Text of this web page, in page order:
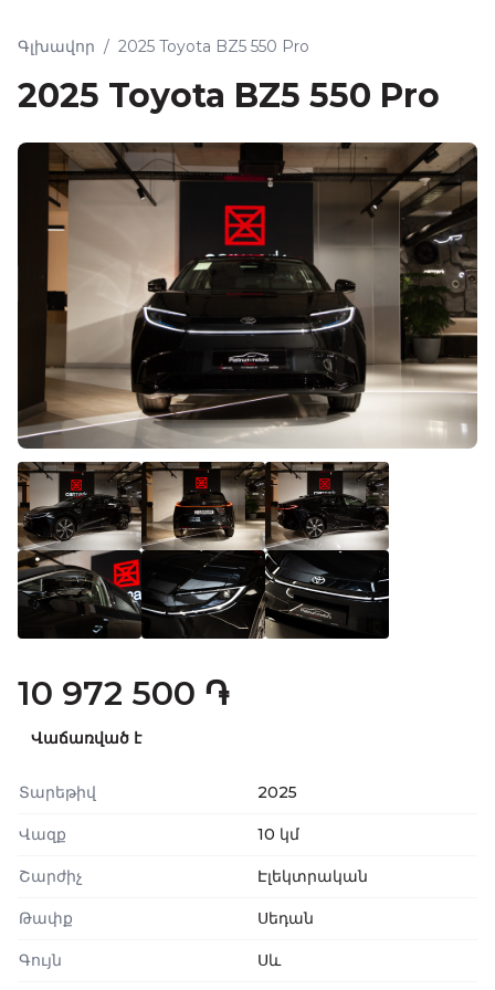
Գլխավոր / 2025 Toyota BZ5 550 Pro
2025 Toyota BZ5 550 Pro
10 972 500 ֏
Վաճառված է
Տարեթիվ 2025
Վազք 10 կմ
Շարժիչ Էլեկտրական
Թափք Սեդան
Գույն Սև